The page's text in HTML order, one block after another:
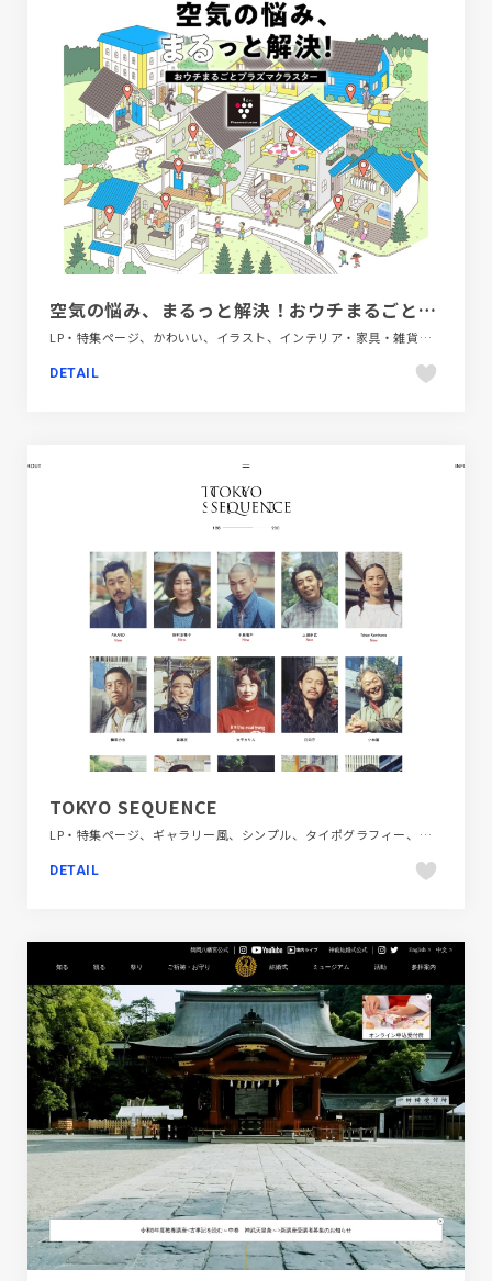
空気の悩み、まるっと解決！おウチまるごとプラズマクラスター | 空気清浄機：シャープ
LP・特集ページ、かわいい、イラスト、インテリア・家具・雑貨・家電、グレー系、シンプル、テクノロジー・サイエンス、ホワイト系
DETAIL
TOKYO SEQUENCE
LP・特集ページ、ギャラリー風、シンプル、タイポグラフィー、デザイン・アート・音楽・文芸、ホワイト系、動画が流れる、大きめ写真
DETAIL